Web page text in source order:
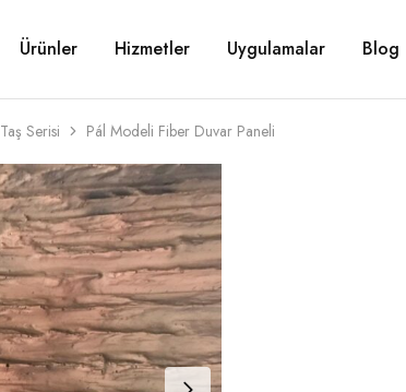
Ürünler Hizmetler Uygulamalar Blog
Taş Serisi Pál Modeli Fiber Duvar Paneli